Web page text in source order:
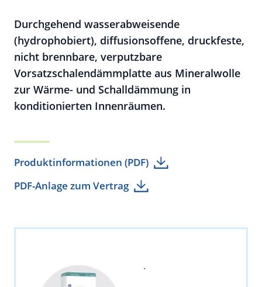
Durchgehend wasserabweisende
(hydrophobiert), diffusionsoffene, druckfeste,
nicht brennbare, verputzbare
Vorsatzschalendämmplatte aus Mineralwolle
zur Wärme- und Schalldämmung in
konditionierten Innenräumen.
Produktinformationen (PDF)
PDF-Anlage zum Vertrag